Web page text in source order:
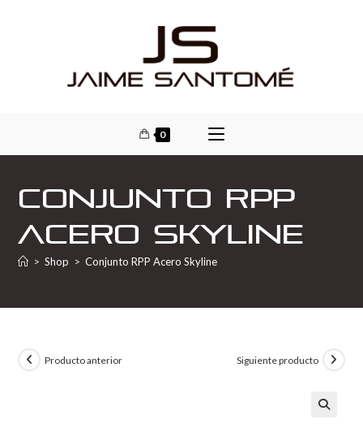
0
Conjunto RPP
Acero Skyline
> Shop > Conjunto RPP Acero Skyline
Producto anterior Siguiente producto